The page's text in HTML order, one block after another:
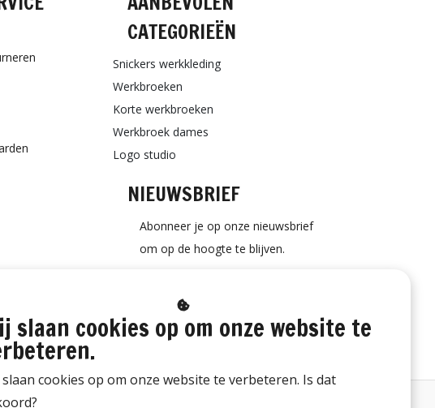
CATEGORIEËN
Snickers werkkleding
Werkbroeken
Korte werkbroeken
Werkbroek dames
Logo studio
NIEUWSBRIEF
Abonneer je op onze nieuwsbrief
om op de hoogte te blijven.
ABONNEER
slaan cookies op om onze website te
cookies op om onze website te verbeteren. Is dat